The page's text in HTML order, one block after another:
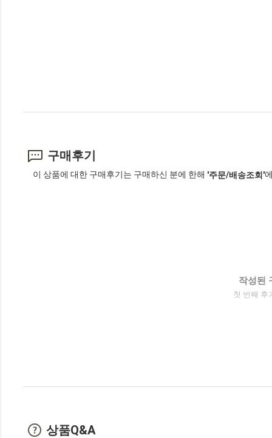
구매후기
이 상품에 대한 구매후기는 구매하신 분에 한해 '주문/배송조회'
작성된
첫 번째 후
상품Q&A